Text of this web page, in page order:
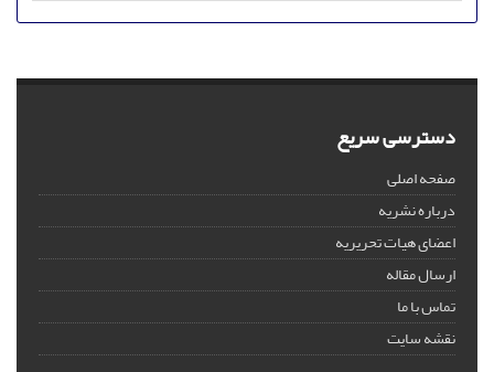
دسترسی سریع
صفحه اصلی
درباره نشریه
اعضای هیات تحریریه
ارسال مقاله
تماس با ما
نقشه سایت